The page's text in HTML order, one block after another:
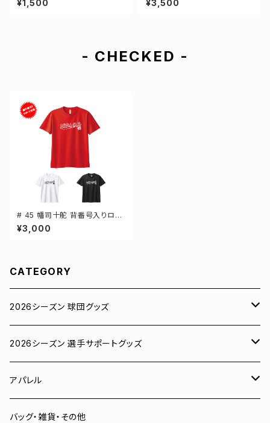
¥1,500
S-XXXLサイズ 500101
¥3,500
- CHECKED -
# 45 幡司十舵 背番号入りロゴ
ドライTシャツ 半袖 選手還元 3
カラー S-5Lサイズ 000300
¥3,000
CATEGORY
2026シーズン 球団グッズ
ユニフォーム
Tシャツ
スウェット
2026シーズン 選手サポートグッズ
# 00 蓮
# 0 岡田竜汰
アパレル
スウェット・パーカー
バッグ・雑貨・その他